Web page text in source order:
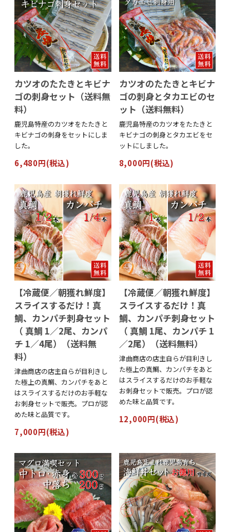
カツオのたたきとキビナ
ゴの刺身セット（送料無
料）
鹿児島特産のカツオをたたきと
キビナゴの刺身をセットにしま
した。
6,480円(税込)
カツオのたたきとキビナ
ゴの刺身とタカエビのセ
ット（送料無料）
鹿児島特産のカツオをたたきと
キビナゴの刺身とタカエビをセ
ットにしました。
8,000円(税込)
【冷蔵便／朝獲れ鮮度】
スライスするだけ！真
鯛、カンパチ刺身セット
（ 真鯛 1／2尾、カンパ
チ 1／4尾）（送料無
料）
津曲商店の店主自らが目利きし
た極上の真鯛、カンパチをあと
はスライスするだけのお手軽な
お刺身セットで販売。プロが認
めた味と品質です。
7,000円(税込)
【冷蔵便／朝獲れ鮮度】
スライスするだけ！真
鯛、カンパチ刺身セット
（ 真鯛 1尾、カンパチ 1
／2尾）（送料無料）
津曲商店の店主自らが目利きし
た極上の真鯛、カンパチをあと
はスライスするだけのお手軽な
お刺身セットで販売。プロが認
めた味と品質です。
12,000円(税込)